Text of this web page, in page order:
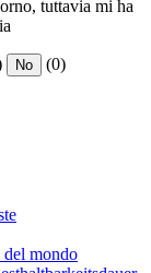
tuttavia mi ha
No (0)
mondo